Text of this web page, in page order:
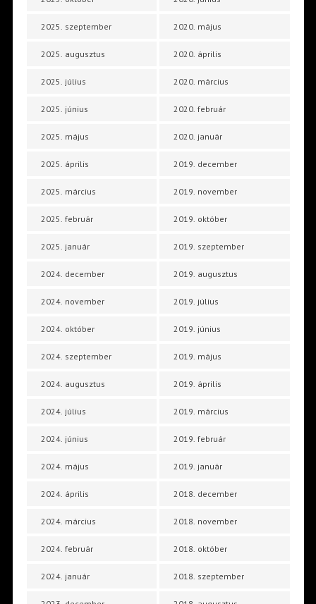
2025. szeptember
2025. augusztus
2025. július
2025. június
2025. május
2025. április
2025. március
2025. február
2025. január
2024. december
2024. november
2024. október
2024. szeptember
2024. augusztus
2024. július
2024. június
2024. május
2024. április
2024. március
2024. február
2024. január
2020. május
2020. április
2020. március
2020. február
2020. január
2019. december
2019. november
2019. október
2019. szeptember
2019. augusztus
2019. július
2019. június
2019. május
2019. április
2019. március
2019. február
2019. január
2018. december
2018. november
2018. október
2018. szeptember